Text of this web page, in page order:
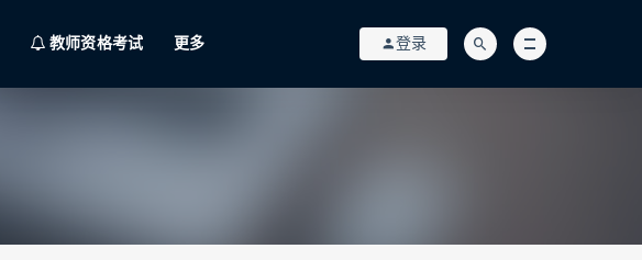
教师资格考试 更多 登录